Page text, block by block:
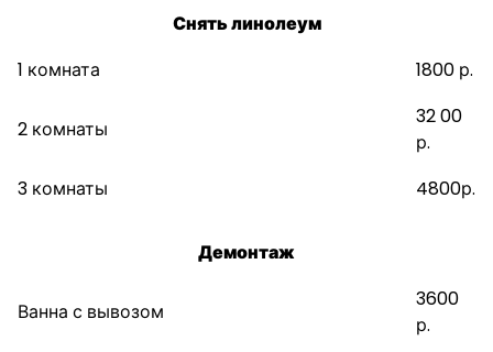
Снять линолеум
1 комната
1800 р.
2 комнаты
32 00
р.
3 комнаты
4800р.
Демонтаж
Ванна с вывозом
3600
р.